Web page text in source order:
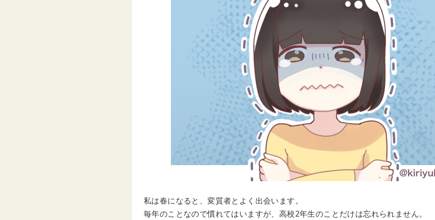
私は春になると、変質者とよく出会います。
毎年のことなので慣れてはいますが、高校2年生のことだけは忘れられません。